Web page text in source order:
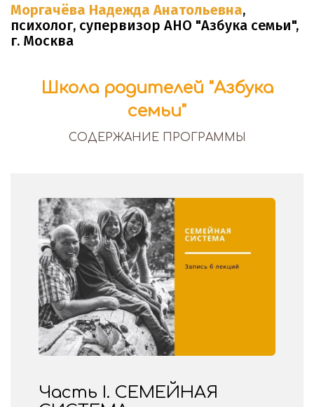
Моргачёва Надежда Анатольевна,
психолог, супервизор АНО "Азбука семьи",
г. Москва
Школа родителей "Азбука
семьи"
СОДЕРЖАНИЕ ПРОГРАММЫ
Часть I. СЕМЕЙНАЯ